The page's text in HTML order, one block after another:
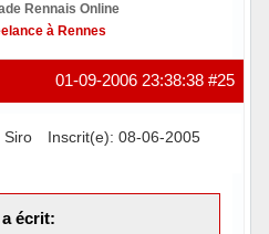
Rennais Online
à Rennes
#25
01-09-2006 23:38:38
Siro
Inscrit(e): 08-06-2005
écrit: